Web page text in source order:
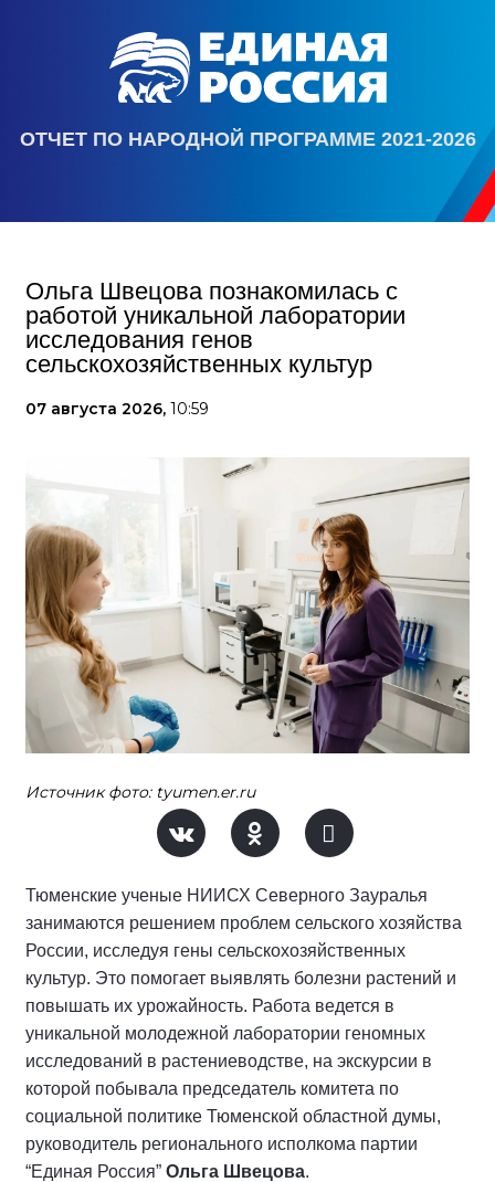
ОТЧЕТ ПО НАРОДНОЙ ПРОГРАММЕ 2021-2026
Ольга Швецова познакомилась с
работой уникальной лаборатории
исследования генов
сельскохозяйственных культур
07 августа 2026, 10:59
Источник фото: tyumen.er.ru
Тюменские ученые НИИСХ Северного Зауралья
занимаются решением проблем сельского хозяйства
России, исследуя гены сельскохозяйственных
культур. Это помогает выявлять болезни растений и
повышать их урожайность. Работа ведется в
уникальной молодежной лаборатории геномных
исследований в растениеводстве, на экскурсии в
которой побывала председатель комитета по
социальной политике Тюменской областной думы,
руководитель регионального исполкома партии
“Единая Россия” Ольга Швецова.